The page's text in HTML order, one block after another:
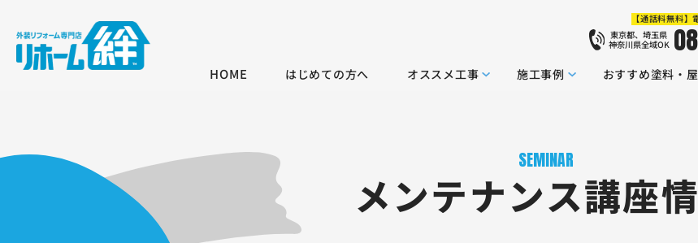
HOME はじめての方へ オススメ工事 施工事例 おすすめ塗料・
【通話料無料
東京都、埼玉県
神奈川県全域OK
SEMINAR
メンテナンス講座